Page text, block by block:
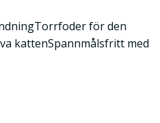
för den
kattenSpannmålsfritt med